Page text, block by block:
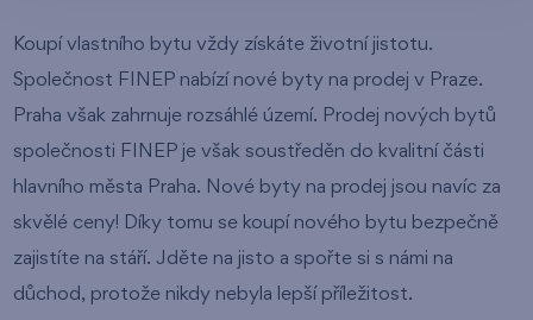
Koupí vlastního bytu vždy získáte životní jistotu.
Společnost FINEP nabízí nové byty na prodej v Praze.
Praha však zahrnuje rozsáhlé území. Prodej nových bytů
společnosti FINEP je však soustředěn do kvalitní části
hlavního města Praha. Nové byty na prodej jsou navíc za
skvělé ceny! Díky tomu se koupí nového bytu bezpečně
zajistíte na stáří. Jděte na jisto a spořte si s námi na
důchod, protože nikdy nebyla lepší příležitost.